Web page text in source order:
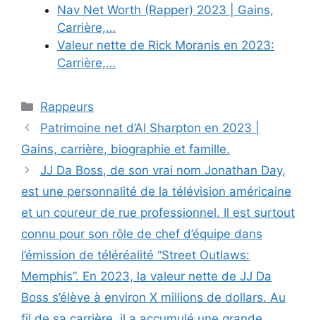
Nav Net Worth (Rapper) 2023 | Gains,
Carrière,…
Valeur nette de Rick Moranis en 2023:
Carrière,…
Categories
Rappeurs
Patrimoine net d’Al Sharpton en 2023 |
Gains, carrière, biographie et famille.
JJ Da Boss, de son vrai nom Jonathan Day,
est une personnalité de la télévision américaine
et un coureur de rue professionnel. Il est surtout
connu pour son rôle de chef d’équipe dans
l’émission de téléréalité “Street Outlaws:
Memphis”. En 2023, la valeur nette de JJ Da
Boss s’élève à environ X millions de dollars. Au